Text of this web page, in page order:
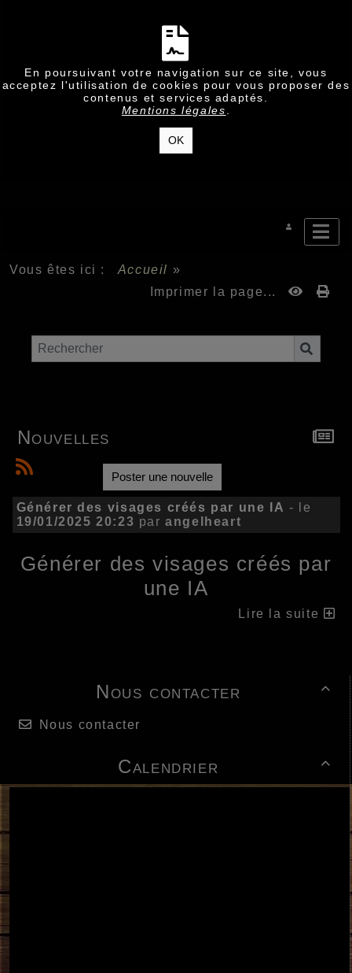
En poursuivant votre navigation sur ce site, vous
acceptez l'utilisation de cookies pour vous proposer des
contenus et services adaptés.
Mentions légales
OK
Vous êtes ici : Accueil »
Imprimer la page...

Nous contacter
Nous contacter

Calendrier
Nouvelles
Poster une nouvelle
Générer des visages créés par une IA - le
19/01/2025 20:23 parangelheart
Générer des visages créés par
une IA
Lire la suite